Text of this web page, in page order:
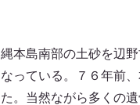
本島南部の土砂を辺
っている。７６年前
。当然ながら多くの